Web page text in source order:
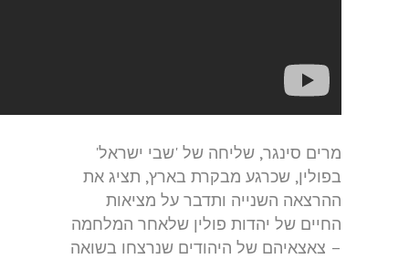
מרים סינגר, שליחה של 'שבי ישראל'
בפולין, שכרגע מבקרת בארץ, תציג את
ההרצאה השנייה ותדבר על מציאות
החיים של יהדות פולין שלאחר המלחמה
– צאצאיהם של היהודים שנרצחו בשואה